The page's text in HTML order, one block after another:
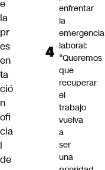
e
la
pr
es
en
ta
ció
n
ofi
cia
l
de
enfrentar
la
emergencia
laboral:
“Queremos
que
recuperar
el
trabajo
vuelva
a
ser
una